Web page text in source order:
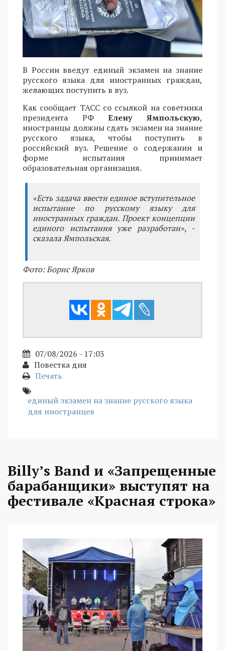
В России введут единый экзамен на знание
русского языка для иностранных граждан,
желающих поступить в вуз.
Как сообщает ТАСС со ссылкой на советника
президента РФЕлену Ямпольскую,
иностранцы должны сдать экзамен на знание
русского языка, чтобы поступить в
российский вуз. Решение о содержании и
форме испытания принимает
образовательная организация.
«Есть задача ввести единое вступительное
испытание по русскому языку для
иностранных граждан. Проект концепции
единого испытания уже разработан», -
сказала Ямпольская.
Фото: Борис Ярков
07/08/2026 - 17:03
Повестка дня
Печать
единый экзамен на знание русского языка
для иностранцев
Billy’s Band и «Запрещенные
барабанщики» выступят на
фестивале «Красная строка»